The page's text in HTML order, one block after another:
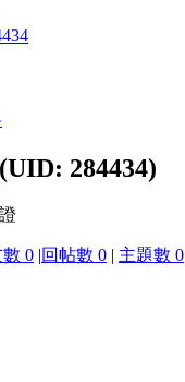
(UID: 284434)
0 |回帖數 0 | 主題數 0